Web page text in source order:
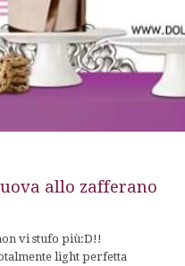
allo zafferano
vi stufo più:D!!
light perfetta